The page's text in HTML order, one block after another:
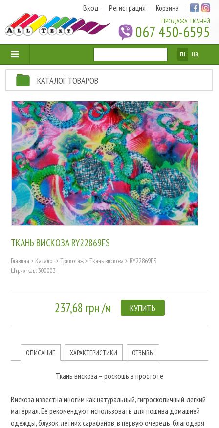
ПРОДАЖА ТКАНЕЙ
067 450-6595
Вход Регистрация Корзина
ru ua
КАТАЛОГ ТОВАРОВ
ТКАНЬ ВИСКОЗА RY22869FS
Главная > Каталог> Трикотаж> Ткань вискоза > RY22869FS
Штрих-код: 300003
237,68 грн /м КУПИТЬ
ОПИСАНИЕ ХАРАКТЕРИСТИКИ ОТЗЫВЫ
Ткань вискоза – роскошь в простоте
Вискоза известна многим как натуральный, гигроскопичный, легкий
материал. Ее рекомендуют использовать для пошива домашней
одежды, блузок, летних сарафанов, в первую очередь, благодаря